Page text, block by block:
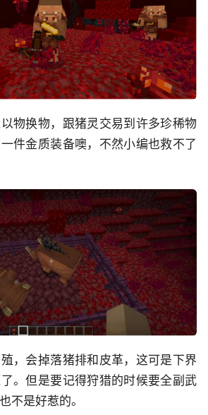
物换物，跟猪灵交易到许多珍稀物
件金质装备噢，不然小编也救不了
，会掉落猪排和皮革，这可是下界
。但是要记得狩猎的时候要全副武
不是好惹的。